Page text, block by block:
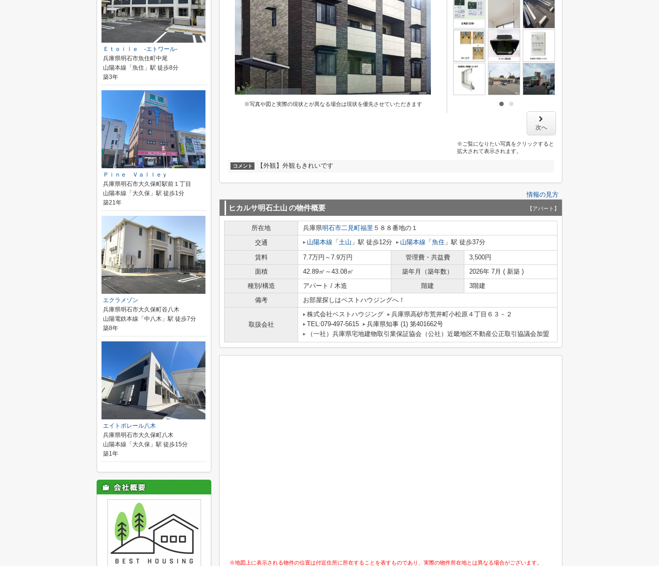
※写真や図と実際の現状とが異なる場合は現状を優先させていただきます
次へ
※ご覧になりたい写真をクリックすると
拡大されて表示されます。
コメント 【外観】外観もきれいです
情報の見方
ヒカルサ明石土山 の物件概要 【アパート】
所在地 兵庫県明石市二見町福里 ５８８番地の１
交通
山陽本線 「 土山 」駅 徒歩12分 山陽本線 「 魚住 」駅 徒歩37分
賃料 7.7万円～7.9万円 管理費・共益費
3,500円
面積
42.89㎡～43.08㎡ 築年月（築年数）
2026年 7月 ( 新築 )
種別/構造
アパート / 木造 階建
3階建
備考
お部屋探しはベストハウジングへ！
取扱会社
株式会社ベストハウジング
兵庫県高砂市荒井町小松原４丁目６３－２
TEL:079-497-5615
兵庫県知事 (1) 第401662号
（一社）兵庫県宅地建物取引業保証協会（公社）近畿地区不動産公正取引協議会加盟
※地図上に表示される物件の位置は付近住所に所在することを表すものであり、実際の物件所在地とは異なる場合がございます。
Ｅｔｏｉｌｅ -エトワール-
兵庫県明石市魚住町中尾
山陽本線「魚住」駅 徒歩8分
築3年
Ｐｉｎｅ Ｖａｌｌｅｙ
兵庫県明石市大久保町駅前１丁目
山陽本線「大久保」駅 徒歩1分
築21年
エクラメゾン
兵庫県明石市大久保町谷八木
山陽電鉄本線「中八木」駅 徒歩7分
築8年
エイトポレール八木
兵庫県明石市大久保町八木
山陽本線「大久保」駅 徒歩15分
築1年